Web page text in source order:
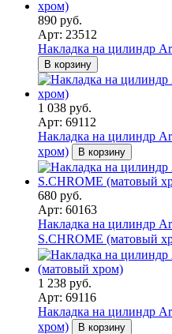
890 руб.
Арт: 23512
Накладка на цилиндр
В корзину
1 038 руб.
Арт: 69112
Накладка на цилиндр
хром)
В корзину
680 руб.
Арт: 60163
Накладка на цилиндр
S.CHROME (матовый
1 238 руб.
Арт: 69116
Накладка на цилиндр
хром)
В корзину